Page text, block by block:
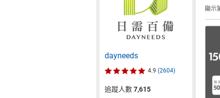
顯示
dayneeds
4.9 (2604)
追蹤人數7,615